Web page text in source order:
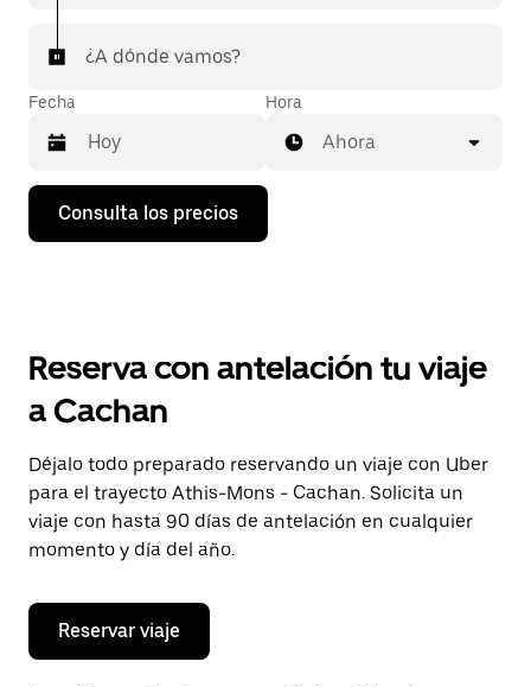
¿A dónde vamos?
Fecha
Pulsa
flecha
calendario
seleccionar
fecha.
Pulsa
el
botón
de
escape
cerrar
calendario.
Hora
Ahora
Consulta los precios
Reserva con antelación tu viaje
a Cachan
Déjalo todo preparado reservando un viaje con Uber
para el trayecto Athis-Mons - Cachan. Solicita un
viaje con hasta 90 días de antelación en cualquier
momento y día del año.
Reservar viaje